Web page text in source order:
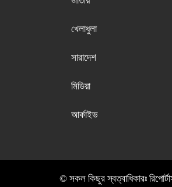
খেলাধুলা
সারাদেশ
মিডিয়া
আর্কাইভ
© সকল কিছুর স্বত্বাধিকারঃ